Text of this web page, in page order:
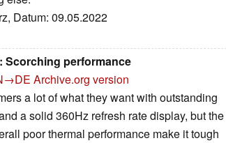
Datum: 09.05.2022
Scorching performance
Archive.org version
a lot of what they want with outstanding
a solid 360Hz refresh rate display, but the
poor thermal performance make it tough